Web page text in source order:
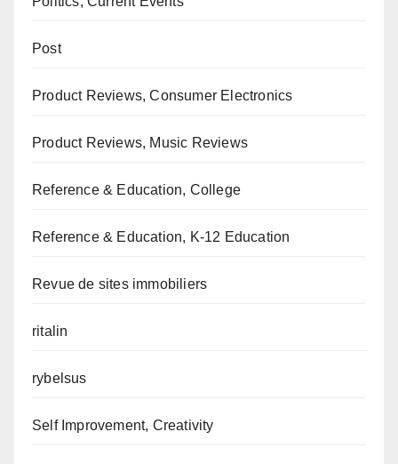
Post
Product Reviews, Consumer Electronics
Product Reviews, Music Reviews
Reference & Education, College
Reference & Education, K-12 Education
Revue de sites immobiliers
ritalin
rybelsus
Self Improvement, Creativity